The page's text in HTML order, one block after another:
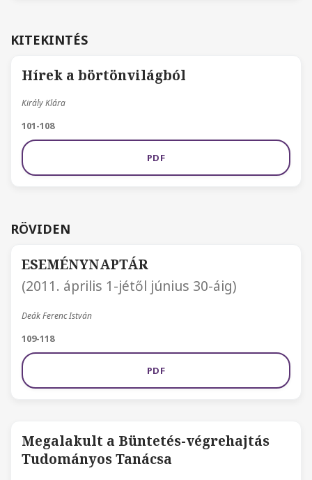
KITEKINTÉS
Hírek a börtönvilágból
Király Klára
101-108
PDF
RÖVIDEN
ESEMÉNYNAPTÁR
(2011. április 1-jétől június 30-áig)
Deák Ferenc István
109-118
PDF
Megalakult a Büntetés-végrehajtás
Tudományos Tanácsa